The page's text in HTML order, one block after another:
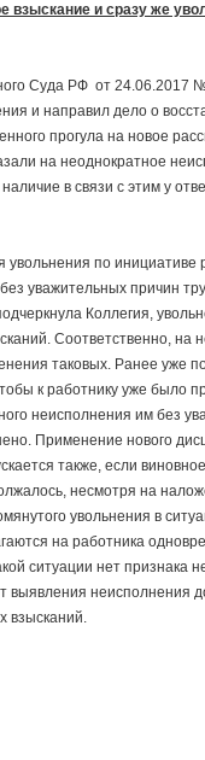
и сразу же
Суда РФ от 24.06.2017
и направил дело о
прогула на новое
на неоднократное
в связи с этим у
по инициативе
уважительных причин
Коллегия,
Соответственно, на
таковых. Ранее уже
к работнику уже было
неисполнения им без
Применение нового
также, если
несмотря на
увольнения в
на работника
ситуации нет признака
выявления неисполнения
взысканий.